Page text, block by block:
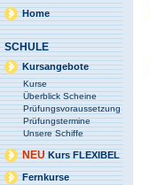
Home
SCHULE
Kursangebote
Kurse
Überblick Scheine
Prüfungsvoraussetzung
Prüfungstermine
Unsere Schiffe
NEUKurs FLEXIBEL
Fernkurse